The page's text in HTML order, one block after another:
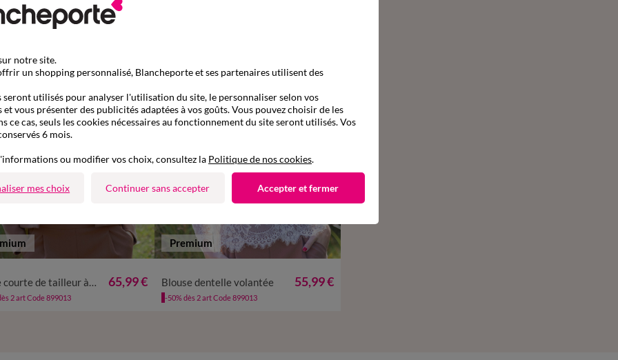
Veste courte de tailleur à col rond, unie 65,99 €
2 art Code 899013
Premium
Blouse dentelle volantée 55,99 €
-50% dès 2 art Code 899013
notre site.
un shopping personnalisé, Blancheporte et ses partenaires utilisent des
seront utilisés pour analyser l'utilisation du site, le personnaliser selon vos
et vous présenter des publicités adaptées à vos goûts. Vous pouvez choisir de les
ce cas, seuls les cookies nécessaires au fonctionnement du site seront utilisés. Vos
6 mois.
ou modifier vos choix, consultez la Politique de nos cookies.
mes choix Continuer sans accepter Accepter et fermer